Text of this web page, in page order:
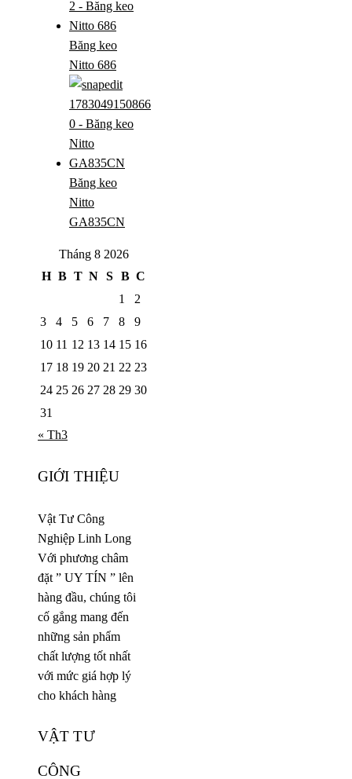
Băng keo
Nitto 686
Băng keo
Nitto
GA835CN
Tháng 8 2026
H B T N S B C
1
2
3
4 5 6 7 8
9
10 11 12 13 14 15 16
17 18 19 20 21 22 23
24 25 26 27 28 29 30
31
« Th3
GIỚI THIỆU
Vật Tư Công
Nghiệp Linh Long
Với phương châm
đặt ” UY TÍN ” lên
hàng đầu, chúng tôi
cố gắng mang đến
những sản phẩm
chất lượng tốt nhất
với mức giá hợp lý
cho khách hàng
VẬT TƯ
CÔNG